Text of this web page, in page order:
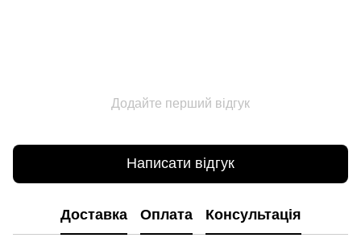
Додайте перший відгук
Написати відгук
Доставка Оплата Консультація